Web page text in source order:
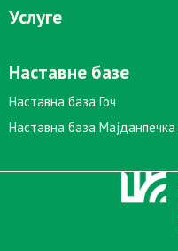
Услуге
Наставне базе
Наставна база Гоч
Наставна база